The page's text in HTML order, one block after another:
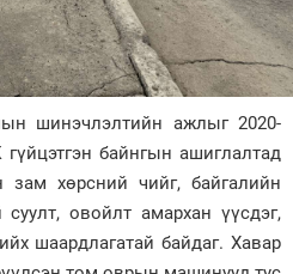
шинэчлэлтийн ажлыг 2020-
байнгын ашиглалтад
зам хөрсний чийг, байгалийн
овойлт амархан үүсдэг,
шаардлагатай байдаг. Хавар